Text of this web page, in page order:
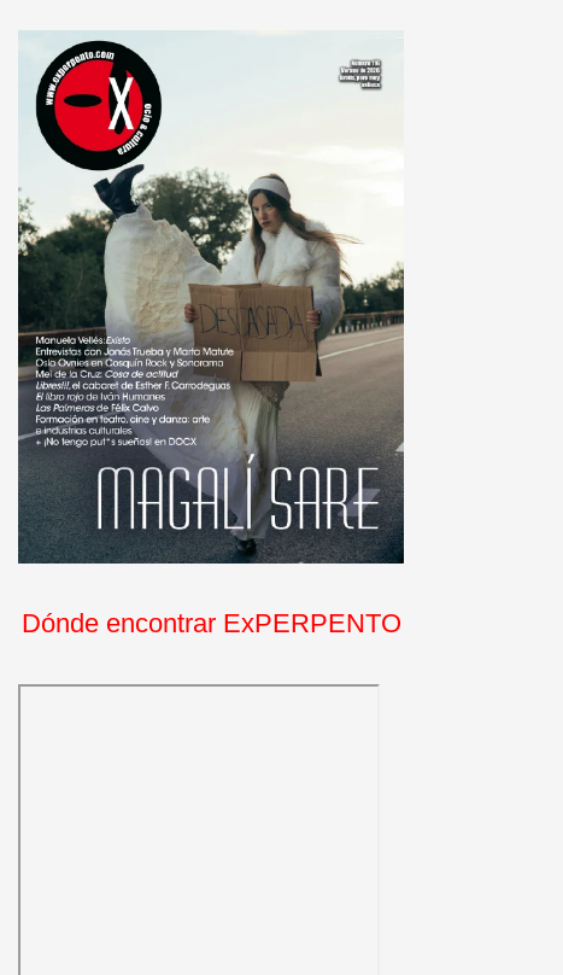
Dónde encontrar ExPERPENTO